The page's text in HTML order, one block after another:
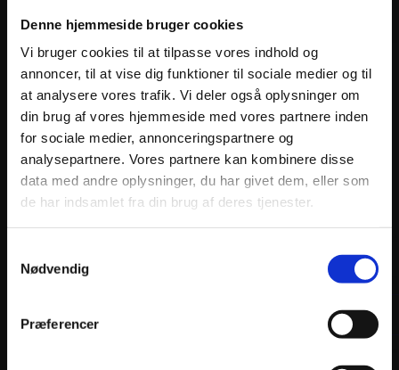
Denne hjemmeside bruger cookies
Vi bruger cookies til at tilpasse vores indhold og
annoncer, til at vise dig funktioner til sociale medier og til
at analysere vores trafik. Vi deler også oplysninger om
din brug af vores hjemmeside med vores partnere inden
for sociale medier, annonceringspartnere og
analysepartnere. Vores partnere kan kombinere disse
data med andre oplysninger, du har givet dem, eller som
de har indsamlet fra din brug af deres tjenester.
Nødvendig
Præferencer
ANDRE INTERESSANTE VARER
1.545kr.
inkl. moms
1.101
inkl.